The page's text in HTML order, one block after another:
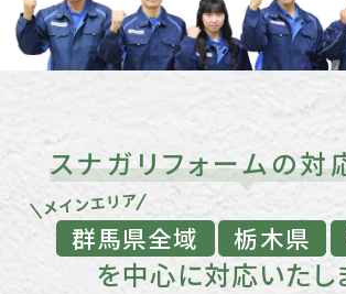
スナガリフォームの対
群馬県全域 栃木県
を中心に対応いたし